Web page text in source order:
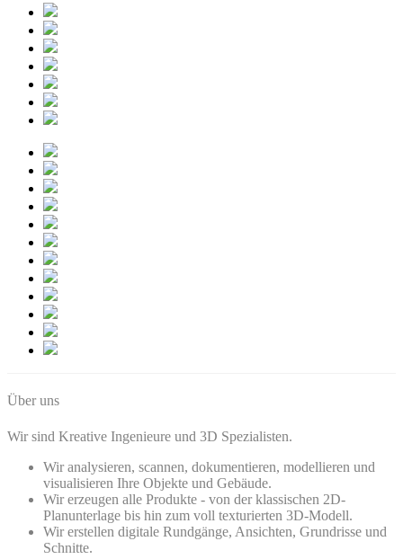
Über uns
Wir sind Kreative Ingenieure und 3D Spezialisten.
Wir analysieren, scannen, dokumentieren, modellieren und
visualisieren Ihre Objekte und Gebäude.
Wir erzeugen alle Produkte - von der klassischen 2D-
Planunterlage bis hin zum voll texturierten 3D-Modell.
Wir erstellen digitale Rundgänge, Ansichten, Grundrisse und
Schnitte.